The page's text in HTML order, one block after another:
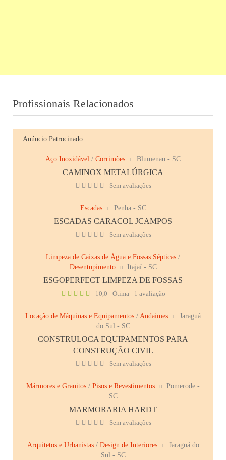
Profissionais Relacionados
Anúncio Patrocinado
Aço Inoxidável / Corrimões Blumenau - SC
CAMINOX METALÚRGICA
Sem avaliações
Escadas Penha - SC
ESCADAS CARACOL JCAMPOS
Sem avaliações
Limpeza de Caixas de Água e Fossas Sépticas /
Desentupimento
Itajaí - SC
ESGOPERFECT LIMPEZA DE FOSSAS
10,0 - Ótima - 1 avaliação
Locação de Máquinas e Equipamentos / Andaimes
Jaraguá
do Sul - SC
CONSTRULOCA EQUIPAMENTOS PARA
CONSTRUÇÃO CIVIL
Sem avaliações
Mármores e Granitos / Pisos e Revestimentos
Pomerode -
SC
MARMORARIA HARDT
Sem avaliações
Arquitetos e Urbanistas/ Design de Interiores
Jaraguá do
Sul - SC